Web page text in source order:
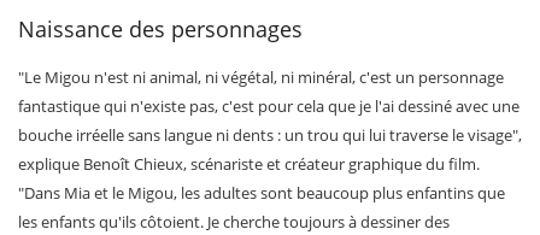
Naissance des personnages
"Le Migou n'est ni animal, ni végétal, ni minéral, c'est un personnage
fantastique qui n'existe pas, c'est pour cela que je l'ai dessiné avec une
bouche irréelle sans langue ni dents : un trou qui lui traverse le visage",
explique Benoît Chieux, scénariste et créateur graphique du film.
"Dans Mia et le Migou, les adultes sont beaucoup plus enfantins que
les enfants qu'ils côtoient. Je cherche toujours à dessiner des